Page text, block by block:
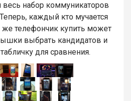
весь набор коммуникаторов
каждый кто мучается
телефончик купить может
выбрать кандидатов и
для сравнения.